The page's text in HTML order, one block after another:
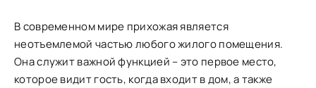
В современном мире прихожая является
неотъемлемой частью любого жилого помещения.
Она служит важной функцией – это первое место,
которое видит гость, когда входит в дом, а также